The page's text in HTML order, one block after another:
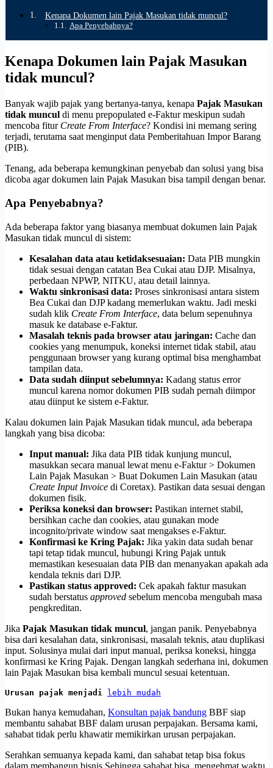
Kenapa Dokumen lain Pajak Masukan tidak muncul?
Apa Penyebabnya?
Kenapa Dokumen lain Pajak Masukan
tidak muncul?
Banyak wajib pajak yang bertanya-tanya, kenapa Pajak Masukan
tidak muncul di menu prepopulated e-Faktur meskipun sudah
mencoba fitur Create From Interface? Kondisi ini memang sering
terjadi, terutama saat menginput data Pemberitahuan Impor Barang
(PIB).
Tenang, ada beberapa kemungkinan penyebab dan solusi yang bisa
dicoba agar dokumen lain Pajak Masukan bisa tampil dengan benar.
Apa Penyebabnya?
Ada beberapa faktor yang biasanya membuat dokumen lain Pajak
Masukan tidak muncul di sistem:
Kesalahan data atau ketidaksesuaian: Data PIB mungkin
tidak sesuai dengan catatan Bea Cukai atau DJP. Misalnya,
perbedaan NPWP, NITKU, atau detail lainnya.
Waktu sinkronisasi data: Proses sinkronisasi antara sistem
Bea Cukai dan DJP kadang memerlukan waktu. Jadi meski
sudah klik Create From Interface, data belum sepenuhnya
masuk ke database e-Faktur.
Masalah teknis pada browser atau jaringan: Cache dan
cookies yang menumpuk, koneksi internet tidak stabil, atau
penggunaan browser yang kurang optimal bisa menghambat
tampilan data.
Data sudah diinput sebelumnya: Kadang status error
muncul karena nomor dokumen PIB sudah pernah diimpor
atau diinput ke sistem e-Faktur.
Kalau dokumen lain Pajak Masukan tidak muncul, ada beberapa
langkah yang bisa dicoba:
Input manual: Jika data PIB tidak kunjung muncul,
masukkan secara manual lewat menu e-Faktur > Dokumen
Lain Pajak Masukan > Buat Dokumen Lain Masukan (atau
Create Input Invoice di Coretax). Pastikan data sesuai dengan
dokumen fisik.
Periksa koneksi dan browser: Pastikan internet stabil,
bersihkan cache dan cookies, atau gunakan mode
incognito/private window saat mengakses e-Faktur.
Konfirmasi ke Kring Pajak: Jika yakin data sudah benar
tapi tetap tidak muncul, hubungi Kring Pajak untuk
memastikan kesesuaian data PIB dan menanyakan apakah ada
kendala teknis dari DJP.
Pastikan status approved: Cek apakah faktur masukan
sudah berstatus approved sebelum mencoba mengubah masa
pengkreditan.
Jika Pajak Masukan tidak muncul, jangan panik. Penyebabnya
bisa dari kesalahan data, sinkronisasi, masalah teknis, atau duplikasi
input. Solusinya mulai dari input manual, periksa koneksi, hingga
konfirmasi ke Kring Pajak. Dengan langkah sederhana ini, dokumen
lain Pajak Masukan bisa kembali muncul sesuai ketentuan.
Urusan pajak menjadi lebih mudah
Bukan hanya kemudahan, Konsultan pajak bandung BBF siap
membantu sahabat BBF dalam urusan perpajakan. Bersama kami,
sahabat tidak perlu khawatir memikirkan urusan perpajakan.
Serahkan semuanya kepada kami, dan sahabat tetap bisa fokus
dalam membangun bisnis Sehingga sahabat bisa mengehmat waktu